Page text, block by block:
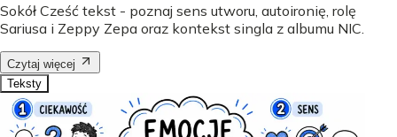
Sokół Cześć tekst - poznaj sens utworu, autoironię, rolę
Sariusa i Zeppy Zepa oraz kontekst singla z albumu NIC.
Czytaj więcej
Teksty